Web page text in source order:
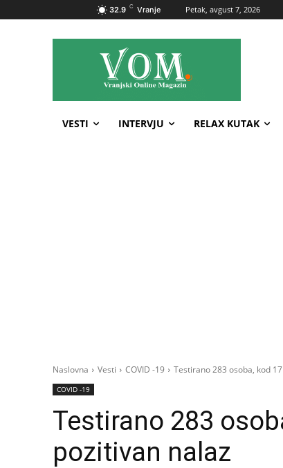
32.9 C Vranje Petak, avgust 7, 2026
VESTI INTERVJU RELAX KUTAK
Naslovna Vesti COVID -19 Testirano 283 osoba, kod
COVID -19
Testirano 283
pozitivan nalaz